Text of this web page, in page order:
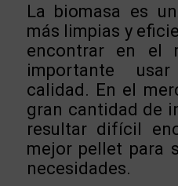
La biomasa es
más limpias y
encontrar en el
importante
calidad. En el
gran cantidad de
resultar difícil
mejor pellet para
necesidades.